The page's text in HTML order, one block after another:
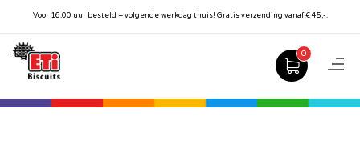
Voor 16:00 uur besteld = volgende werkdag thuis! Gratis verzending vanaf € 45,-.
0